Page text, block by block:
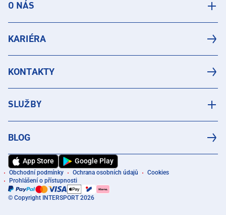
O NÁS
KARIÉRA
KONTAKTY
SLUŽBY
BLOG
App Store Google Play
Obchodní podmínky Ochrana osobních údajů
Cookies
Prohlášení o přístupnosti
© Copyright INTERSPORT 2026